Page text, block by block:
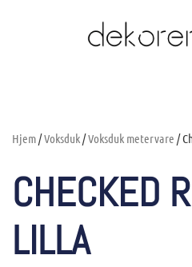
Hjem/Voksduk/Voksduk metervare /
CHECKED
LILLA